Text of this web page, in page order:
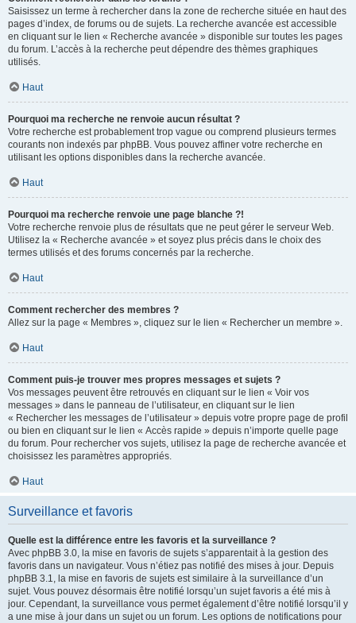
Saisissez un terme à rechercher dans la zone de recherche située en haut des
pages d’index, de forums ou de sujets. La recherche avancée est accessible
en cliquant sur le lien « Recherche avancée » disponible sur toutes les pages
du forum. L’accès à la recherche peut dépendre des thèmes graphiques
utilisés.
Haut
Pourquoi ma recherche ne renvoie aucun résultat ?
Votre recherche est probablement trop vague ou comprend plusieurs termes
courants non indexés par phpBB. Vous pouvez affiner votre recherche en
utilisant les options disponibles dans la recherche avancée.
Haut
Pourquoi ma recherche renvoie une page blanche ?!
Votre recherche renvoie plus de résultats que ne peut gérer le serveur Web.
Utilisez la « Recherche avancée » et soyez plus précis dans le choix des
termes utilisés et des forums concernés par la recherche.
Haut
Comment rechercher des membres ?
Allez sur la page « Membres », cliquez sur le lien « Rechercher un membre ».
Haut
Comment puis-je trouver mes propres messages et sujets ?
Vos messages peuvent être retrouvés en cliquant sur le lien « Voir vos
messages » dans le panneau de l’utilisateur, en cliquant sur le lien
« Rechercher les messages de l’utilisateur » depuis votre propre page de profil
ou bien en cliquant sur le lien « Accès rapide » depuis n’importe quelle page
du forum. Pour rechercher vos sujets, utilisez la page de recherche avancée et
choisissez les paramètres appropriés.
Haut
Surveillance et favoris
Quelle est la différence entre les favoris et la surveillance ?
Avec phpBB 3.0, la mise en favoris de sujets s’apparentait à la gestion des
favoris dans un navigateur. Vous n’étiez pas notifié des mises à jour. Depuis
phpBB 3.1, la mise en favoris de sujets est similaire à la surveillance d’un
sujet. Vous pouvez désormais être notifié lorsqu’un sujet favoris a été mis à
jour. Cependant, la surveillance vous permet également d’être notifié lorsqu’il y
a une mise à jour dans un sujet ou un forum. Les options de notifications pour